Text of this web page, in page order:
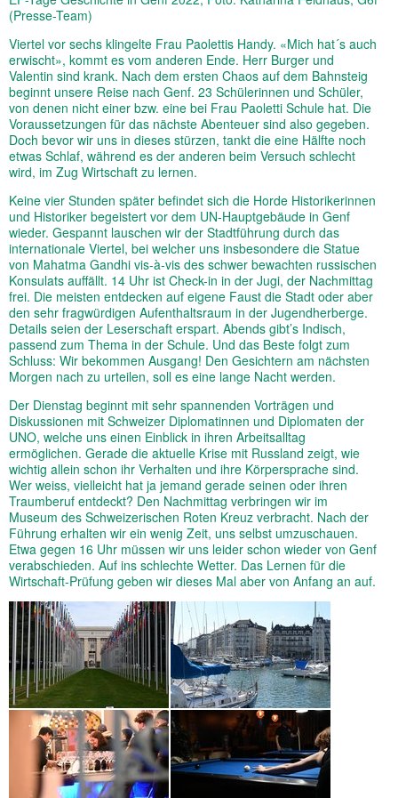
(Presse-Team)
Viertel vor sechs klingelte Frau Paolettis Handy. «Mich hat´s auch
erwischt», kommt es vom anderen Ende. Herr Burger und
Valentin sind krank. Nach dem ersten Chaos auf dem Bahnsteig
beginnt unsere Reise nach Genf. 23 Schülerinnen und Schüler,
von denen nicht einer bzw. eine bei Frau Paoletti Schule hat. Die
Voraussetzungen für das nächste Abenteuer sind also gegeben.
Doch bevor wir uns in dieses stürzen, tankt die eine Hälfte noch
etwas Schlaf, während es der anderen beim Versuch schlecht
wird, im Zug Wirtschaft zu lernen.
Keine vier Stunden später befindet sich die Horde Historikerinnen
und Historiker begeistert vor dem UN-Hauptgebäude in Genf
wieder. Gespannt lauschen wir der Stadtführung durch das
internationale Viertel, bei welcher uns insbesondere die Statue
von Mahatma Gandhi vis-à-vis des schwer bewachten russischen
Konsulats auffällt. 14 Uhr ist Check-in in der Jugi, der Nachmittag
frei. Die meisten entdecken auf eigene Faust die Stadt oder aber
den sehr fragwürdigen Aufenthaltsraum in der Jugendherberge.
Details seien der Leserschaft erspart. Abends gibt’s Indisch,
passend zum Thema in der Schule. Und das Beste folgt zum
Schluss: Wir bekommen Ausgang! Den Gesichtern am nächsten
Morgen nach zu urteilen, soll es eine lange Nacht werden.
Der Dienstag beginnt mit sehr spannenden Vorträgen und
Diskussionen mit Schweizer Diplomatinnen und Diplomaten der
UNO, welche uns einen Einblick in ihren Arbeitsalltag
ermöglichen. Gerade die aktuelle Krise mit Russland zeigt, wie
wichtig allein schon ihr Verhalten und ihre Körpersprache sind.
Wer weiss, vielleicht hat ja jemand gerade seinen oder ihren
Traumberuf entdeckt? Den Nachmittag verbringen wir im
Museum des Schweizerischen Roten Kreuz verbracht. Nach der
Führung erhalten wir ein wenig Zeit, uns selbst umzuschauen.
Etwa gegen 16 Uhr müssen wir uns leider schon wieder von Genf
verabschieden. Auf ins schlechte Wetter. Das Lernen für die
Wirtschaft-Prüfung geben wir dieses Mal aber von Anfang an auf.